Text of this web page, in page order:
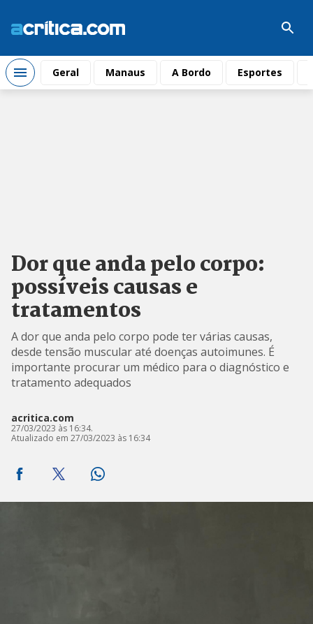
Geral Manaus A Bordo Esportes
Dor que anda pelo corpo:
possíveis causas e
tratamentos
A dor que anda pelo corpo pode ter várias causas,
desde tensão muscular até doenças autoimunes. É
importante procurar um médico para o diagnóstico e
tratamento adequados
acritica.com
27/03/2023 às 16:34.
Atualizado em 27/03/2023 às 16:34